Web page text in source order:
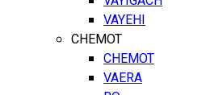
VAYEHI
CHEMOT
CHEMOT
VAERA